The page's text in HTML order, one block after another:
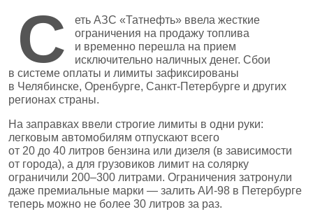
С
еть АЗС «Татнефть» ввела жесткие
ограничения на продажу топлива
и временно перешла на прием
исключительно наличных денег. Сбои
в системе оплаты и лимиты зафиксированы
в Челябинске, Оренбурге, Санкт‑Петербурге и других
регионах страны.
На заправках ввели строгие лимиты в одни руки:
легковым автомобилям отпускают всего
от 20 до 40 литров бензина или дизеля (в зависимости
от города), а для грузовиков лимит на солярку
ограничили 200–300 литрами. Ограничения затронули
даже премиальные марки — залить АИ‑98 в Петербурге
теперь можно не более 30 литров за раз.